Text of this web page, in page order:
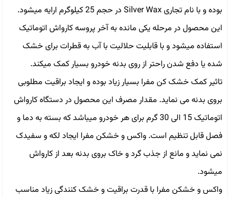
بوده و با نام تجاری Silver Wax در حجم 25 کیلوگرم ارایه میشود.
این محصول در مرحله یکی مانده به آخر پروسه کارواش اتوماتیک
استفاده میشود و با قابلیت حلالیت با آب به قطرات برای خشک
شده یا دفع شدن راحتر از روی بدنه خودرو بسیار کمک میکند.
تاثیر کمک خشک کن مفرا بسیار زیاد بوده و ایجاد براقیت مطلوبی
بروی بدنه می نماید. مقدار مصرف این محصول در دستگاه کارواش
اتوماتیک 15 الی 30 گرم برای هر خودرو میباشد که بسته به دما و
فصل قابل تنظیم است. واکس و خشکن مفرا ایجاد لکه و سفیدک
نمی نماید و مانع از جذب گرد و خاک بروی بدنه بعد از کارواش
میشود.
واکس و خشکن مفرا با قدرت براقیت و خشک کنندگی زیاد مناسب